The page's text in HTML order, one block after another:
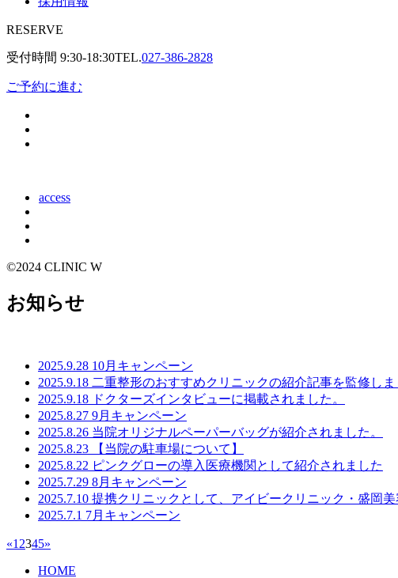
RESERVE
受付時間 9:30-18:30TEL.027-386-2828
ご予約に進む
access
©2024 CLINIC W
お知らせ
2025.9.28 10月キャンペーン
2025.9.18 二重整形のおすすめクリニックの紹介記事を監修しま
2025.9.18 ドクターズインタビューに掲載されました。
2025.8.27 9月キャンペーン
2025.8.26 当院オリジナルペーパーバッグが紹介されました。
2025.8.23
【当院の駐車場について】
2025.8.22 ピンクグローの導入医療機関として紹介されました
2025.7.29 8月キャンペーン
2025.7.10 提携クリニックとして、アイビークリニック・盛岡
2025.7.1 7月キャンペーン
«1 2345»
HOME